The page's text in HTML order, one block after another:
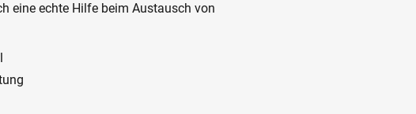
eine echte Hilfe beim Austausch von